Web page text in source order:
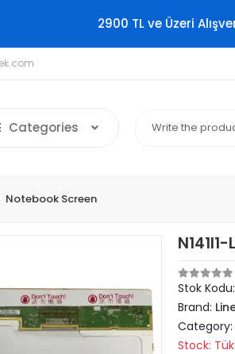
2900 TL ve Üzeri
Categories
Notebook Screen
Stok Kodu:
Brand:
Category:
Stock: